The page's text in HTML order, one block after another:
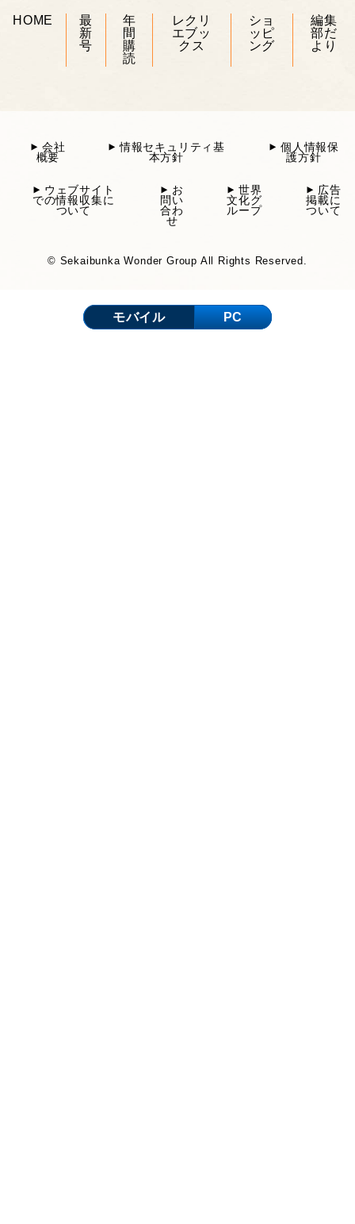
HOME
最
新
号
年
間
購
読
レクリ
エブッ
クス
ショ
ッピ
ング
編集
部だ
より
会社
概要
情報セキュリティ基
本方針
個人情報保
護方針
ウェブサイト
での情報収集に
ついて
お
問い
合わ
せ
世界
文化グ
ループ
広告
掲載に
ついて
© Sekaibunka Wonder Group All Rights Reserved.
モバイル PC